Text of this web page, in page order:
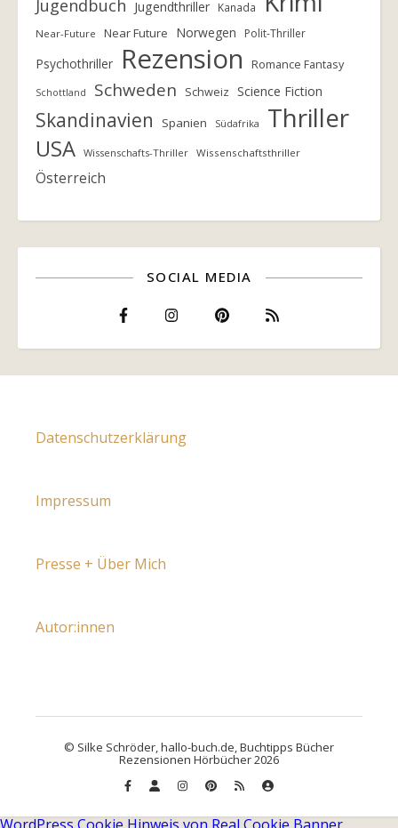
Jugendbuch Jugendthriller Kanada
Near-Future Near Future Norwegen Polit-Thriller
Psychothriller Rezension Romance Fantasy
Schottland Schweden Schweiz Science Fiction
Skandinavien Spanien Südafrika Thriller
USA Wissenschafts-Thriller Wissenschaftsthriller
Österreich
SOCIAL MEDIA
Datenschutzerklärung
Impressum
Presse + Über Mich
Autor:innen
© Silke Schröder, hallo-buch.de, Buchtipps Bücher
Rezensionen Hörbücher 2026